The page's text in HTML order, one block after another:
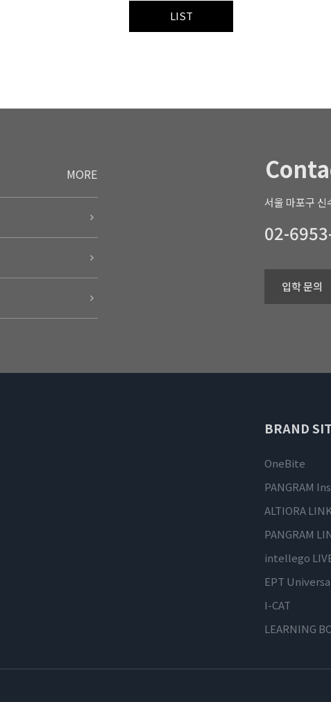
LIST
MORE
서울 마포구 신
02-
입학 문의
BRAND
OneBite
PANGRAM
ALTIORA LINK
PANGRAM
intellego
EPT
I-CAT
LEARNING